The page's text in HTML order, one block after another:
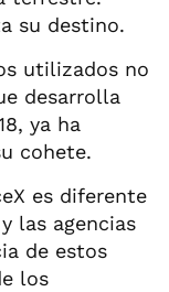
su destino.
utilizados no
desarrolla
ya ha
cohete.
es diferente
las agencias
de estos
los